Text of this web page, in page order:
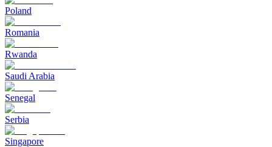
Poland
Romania
Rwanda
Saudi Arabia
Senegal
Serbia
Singapore